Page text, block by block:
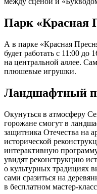
Парк «Красная
А в парке «Красная
будет работать с 11:00 до
на центральной аллее.
плюшевые игрушки.
Ландшафтный
Окунуться в атмосферу
горожане смогут в
защитника Отечества на
исторической
интерактивную
увидят реконструкцию
о культурных традициях
сами сразиться на
в бесплатном мастер-